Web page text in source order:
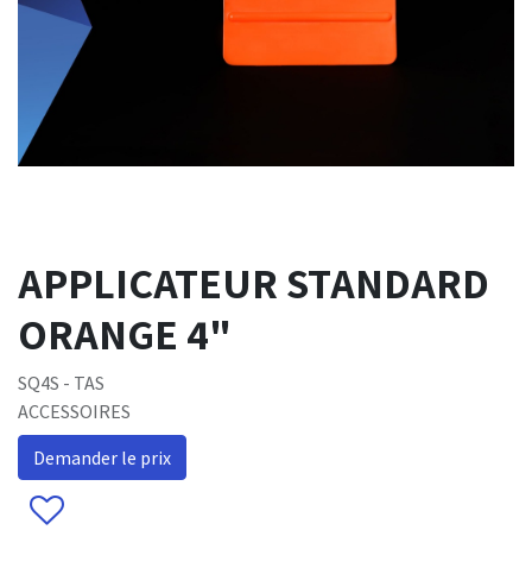
APPLICATEUR STANDARD
ORANGE 4"
SQ4S - TAS
ACCESSOIRES
Demander le prix